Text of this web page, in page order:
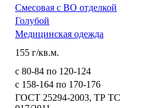
Смесовая с ВО отделкой
Голубой
Медицинская одежда
155 г/кв.м.
с 80-84 по 120-124
с 158-164 по 170-176
ГОСТ 25294-2003, ТР ТС